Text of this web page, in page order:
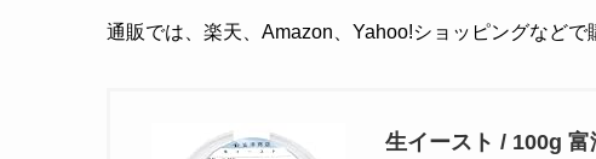
通販では、楽天、Amazon、Yahoo!ショッピングなどで
生イースト / 100g 富